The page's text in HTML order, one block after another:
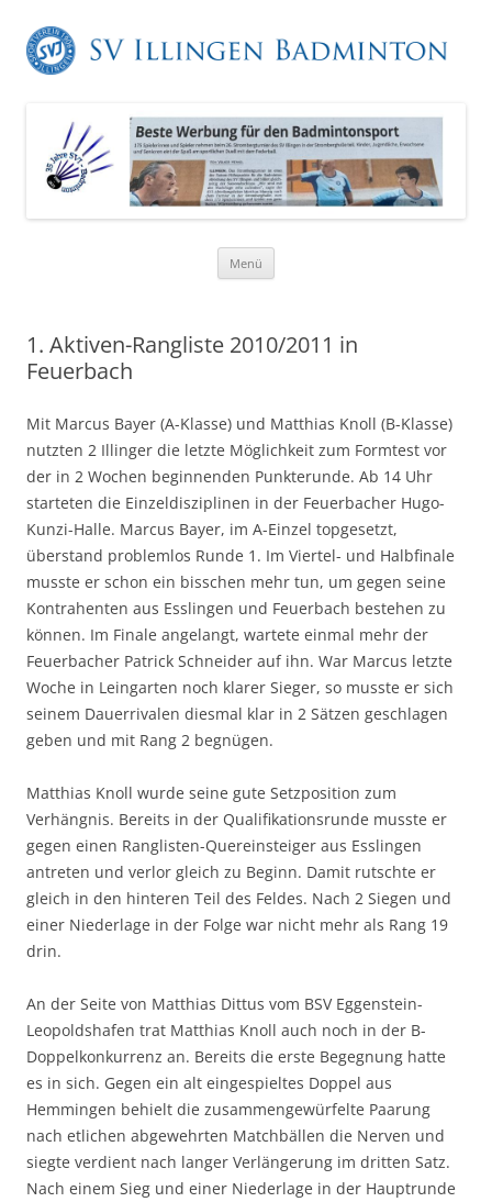
Menü
1. Aktiven-Rangliste 2010/2011 in
Feuerbach
Mit Marcus Bayer (A-Klasse) und Matthias Knoll (B-Klasse)
nutzten 2 Illinger die letzte Möglichkeit zum Formtest vor
der in 2 Wochen beginnenden Punkterunde. Ab 14 Uhr
starteten die Einzeldisziplinen in der Feuerbacher Hugo-
Kunzi-Halle. Marcus Bayer, im A-Einzel topgesetzt,
überstand problemlos Runde 1. Im Viertel- und Halbfinale
musste er schon ein bisschen mehr tun, um gegen seine
Kontrahenten aus Esslingen und Feuerbach bestehen zu
können. Im Finale angelangt, wartete einmal mehr der
Feuerbacher Patrick Schneider auf ihn. War Marcus letzte
Woche in Leingarten noch klarer Sieger, so musste er sich
seinem Dauerrivalen diesmal klar in 2 Sätzen geschlagen
geben und mit Rang 2 begnügen.
Matthias Knoll wurde seine gute Setzposition zum
Verhängnis. Bereits in der Qualifikationsrunde musste er
gegen einen Ranglisten-Quereinsteiger aus Esslingen
antreten und verlor gleich zu Beginn. Damit rutschte er
gleich in den hinteren Teil des Feldes. Nach 2 Siegen und
einer Niederlage in der Folge war nicht mehr als Rang 19
drin.
An der Seite von Matthias Dittus vom BSV Eggenstein-
Leopoldshafen trat Matthias Knoll auch noch in der B-
Doppelkonkurrenz an. Bereits die erste Begegnung hatte
es in sich. Gegen ein alt eingespieltes Doppel aus
Hemmingen behielt die zusammengewürfelte Paarung
nach etlichen abgewehrten Matchbällen die Nerven und
siegte verdient nach langer Verlängerung im dritten Satz.
Nach einem Sieg und einer Niederlage in der Hauptrunde